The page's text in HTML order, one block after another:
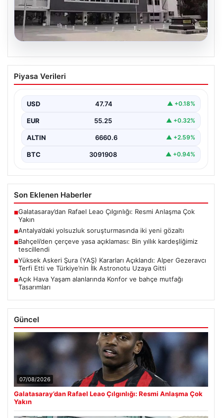
Antalya’daki yolsuzluk soruşturmasında
iki yeni gözaltı
Piyasa Verileri
USD 47.74 ▲ +0.18%
EUR 55.25 ▲ +0.32%
ALTIN 6660.6 ▲ +2.59%
BTC 3091908 ▲ +0.94%
Son Eklenen Haberler
■Galatasaray’dan Rafael Leao Çılgınlığı: Resmi Anlaşma Çok
Yakın
■Antalya’daki yolsuzluk soruşturmasında iki yeni gözaltı
■Bahçeli’den çerçeve yasa açıklaması: Bin yıllık kardeşliğimiz
tescillendi
■Yüksek Askeri Şura (YAŞ) Kararları Açıklandı: Alper Gezeravcı
Terfi Etti ve Türkiye’nin İlk Astronotu Uzaya Gitti
■Açık Hava Yaşam alanlarında Konfor ve bahçe mutfağı
Tasarımları
Güncel
07/08/2026
Galatasaray’dan Rafael Leao Çılgınlığı: Resmi Anlaşma Çok
Yakın